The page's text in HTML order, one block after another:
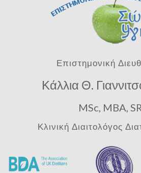
Επιστημονική
Κάλλια Θ.
MSc, MBA,
Κλινική Διαιτολόγος